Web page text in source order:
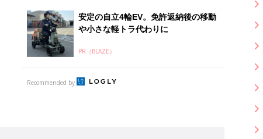
安定の自立4輪EV。免許返納後の移動
や小さな軽トラ代わりに
PR（BLAZE）
Recommended by